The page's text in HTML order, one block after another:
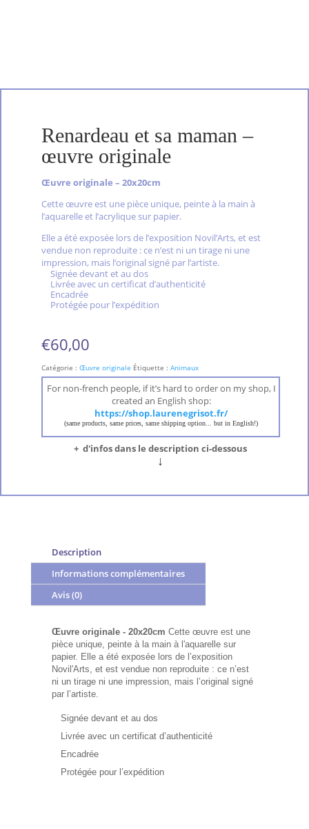
Renardeau et sa maman –
œuvre originale
Œuvre originale – 20x20cm
Cette œuvre est une pièce unique, peinte à la main à
l’aquarelle et l’acrylique sur papier.
Elle a été exposée lors de l’exposition Novil’Arts, et est
vendue non reproduite : ce n’est ni un tirage ni une
impression, mais l’original signé par l’artiste.
Signée devant et au dos
Livrée avec un certificat d’authenticité
Encadrée
Protégée pour l’expédition
€60,00
Catégorie :Œuvre originale Étiquette :Animaux
For non-french people, if it’s hard to order on my shop, I
created an English shop:
https://shop.laurenegrisot.fr/
(same products, same prices, same shipping option... but in English!)
+ d'infos dans le description ci-dessous
↓
Description
Informations complémentaires
Avis (0)
Œuvre originale - 20x20cm Cette œuvre est une
pièce unique, peinte à la main à l'aquarelle sur
papier. Elle a été exposée lors de l’exposition
Novil'Arts, et est vendue non reproduite : ce n’est
ni un tirage ni une impression, mais l’original signé
par l’artiste.
Signée devant et au dos
Livrée avec un certificat d’authenticité
Encadrée
Protégée pour l’expédition